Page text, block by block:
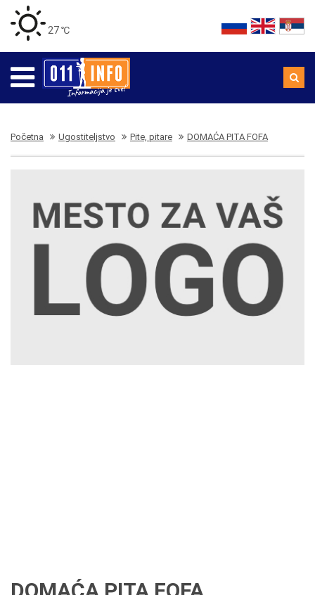
27 ℃
Početna Ugostiteljstvo Pite, pitare DOMAĆA PITA FOFA